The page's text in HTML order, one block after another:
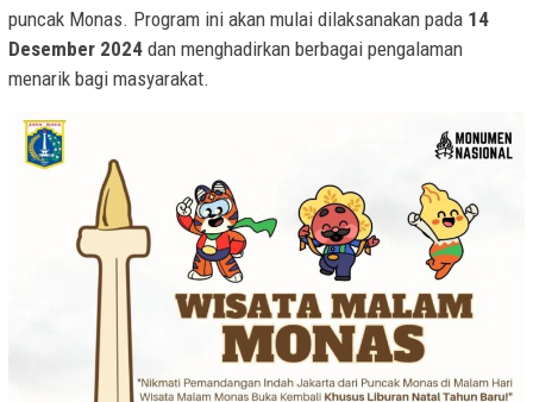
puncak Monas. Program ini akan mulai dilaksanakan pada 14
Desember 2024 dan menghadirkan berbagai pengalaman
menarik bagi masyarakat.